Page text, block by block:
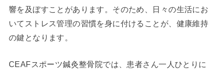
響を及ぼすことがあります。そのため、日々の生活にお
いてストレス管理の習慣を身に付けることが、健康維持
の鍵となります。
CEAFスポーツ鍼灸整骨院では、患者さん一人ひとりに